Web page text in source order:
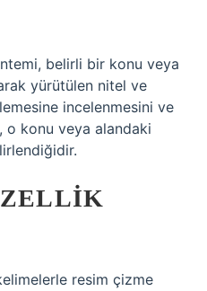
belirli bir konu veya
yürütülen nitel ve
incelenmesini ve
o konu veya alandaki
resim çizme